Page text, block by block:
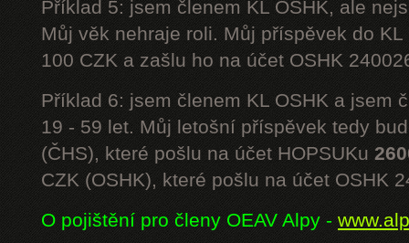
Příklad 5: jsem členem KL OSHK, ale
Můj věk nehraje roli. Můj příspěvek do
100 CZK a zašlu ho na účet OSHK
Příklad 6: jsem členem KL OSHK a jsem
19 - 59 let. Můj letošní příspěvek tedy
(ČHS), které pošlu na účet HOPSUKu
CZK (OSHK), které pošlu na účet OSHK
O pojištění pro členy OEAV Alpy -